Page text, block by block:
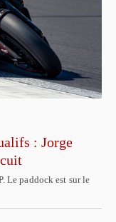
: Jorge
Le paddock est sur le